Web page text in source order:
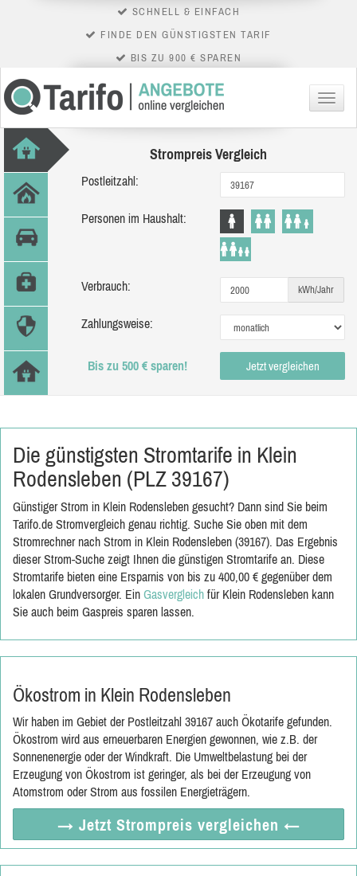
SCHNELL & EINFACH
FINDE DEN GÜNSTIGSTEN TARIF
BIS ZU 900 € SPAREN
Menü
Strompreis Vergleich
Postleitzahl:
Personen im Haushalt:
Verbrauch: kWh/Jahr
Zahlungsweise:
Bis zu 500 € sparen! Jetzt vergleichen
Die günstigsten Stromtarife in Klein
Rodensleben (PLZ 39167)
Günstiger Strom in Klein Rodensleben gesucht? Dann sind Sie beim
Tarifo.de Stromvergleich genau richtig. Suche Sie oben mit dem
Stromrechner nach Strom in Klein Rodensleben (39167). Das Ergebnis
dieser Strom-Suche zeigt Ihnen die günstigen Stromtarife an. Diese
Stromtarife bieten eine Ersparnis von bis zu 400,00 € gegenüber dem
lokalen Grundversorger. Ein Gasvergleich für Klein Rodensleben kann
Sie auch beim Gaspreis sparen lassen.
Ökostrom in Klein Rodensleben
Wir haben im Gebiet der Postleitzahl 39167 auch Ökotarife gefunden.
Ökostrom wird aus erneuerbaren Energien gewonnen, wie z.B. der
Sonnenenergie oder der Windkraft. Die Umweltbelastung bei der
Erzeugung von Ökostrom ist geringer, als bei der Erzeugung von
Atomstrom oder Strom aus fossilen Energieträgern.
→ Jetzt Strompreis vergleichen ←